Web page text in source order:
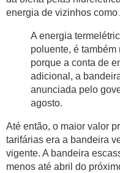
energia de vizinhos
A energia
poluente, é
porque a conta de
adicional, a
anunciada pelo
agosto.
Até então, o maior valor
tarifárias era a bandeira
vigente. A bandeira
menos até abril do